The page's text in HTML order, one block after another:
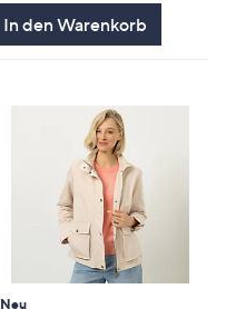
In den Warenkorb
Neu